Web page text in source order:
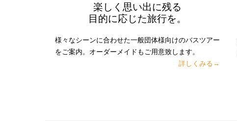
楽しく思い出に残る
目的に応じた旅行を。
様々なシーンに合わせた一般団体様向けのバスツアー
をご案内。オーダーメイドもご用意致します。
詳しくみる→